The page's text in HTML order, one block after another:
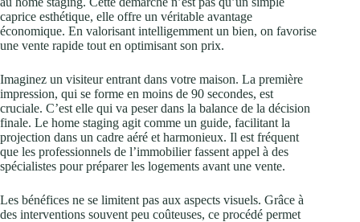
caprice esthétique, elle offre un véritable avantage
économique. En valorisant intelligemment un bien, on favorise
une vente rapide tout en optimisant son prix.
Imaginez un visiteur entrant dans votre maison. La première
impression, qui se forme en moins de 90 secondes, est
cruciale. C’est elle qui va peser dans la balance de la décision
finale. Le home staging agit comme un guide, facilitant la
projection dans un cadre aéré et harmonieux. Il est fréquent
que les professionnels de l’immobilier fassent appel à des
spécialistes pour préparer les logements avant une vente.
Les bénéfices ne se limitent pas aux aspects visuels. Grâce à
des interventions souvent peu coûteuses, ce procédé permet